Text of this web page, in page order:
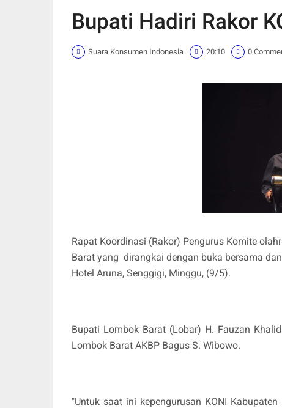
Bupati Hadiri Rakor
Suara Konsumen Indonesia 20:10 0
Rapat Koordinasi (Rakor) Pengurus Komite
Barat yang dirangkai dengan buka bersama
Hotel Aruna, Senggigi, Minggu, (9/5).
Bupati Lombok Barat (Lobar) H. Fauzan
Lombok Barat AKBP Bagus S. Wibowo.
"Untuk saat ini kepengurusan KONI